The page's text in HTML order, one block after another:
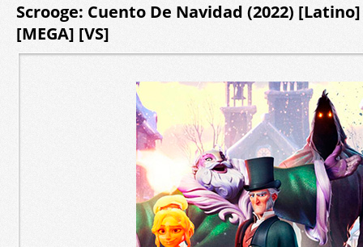
Scrooge: Cuento De Navidad (2022) [Latino]
[MEGA] [VS]